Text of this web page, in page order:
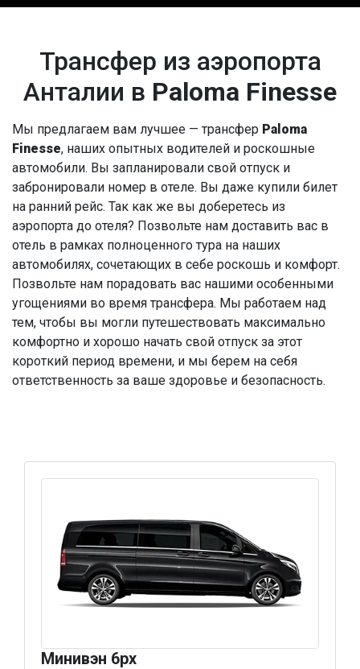
Трансфер из аэропорта
Анталии в Paloma Finesse
Мы предлагаем вам лучшее — трансфер Paloma
Finesse, наших опытных водителей и роскошные
автомобили. Вы запланировали свой отпуск и
забронировали номер в отеле. Вы даже купили билет
на ранний рейс. Так как же вы доберетесь из
аэропорта до отеля? Позвольте нам доставить вас в
отель в рамках полноценного тура на наших
автомобилях, сочетающих в себе роскошь и комфорт.
Позвольте нам порадовать вас нашими особенными
угощениями во время трансфера. Мы работаем над
тем, чтобы вы могли путешествовать максимально
комфортно и хорошо начать свой отпуск за этот
короткий период времени, и мы берем на себя
ответственность за ваше здоровье и безопасность.
Минивэн 6px